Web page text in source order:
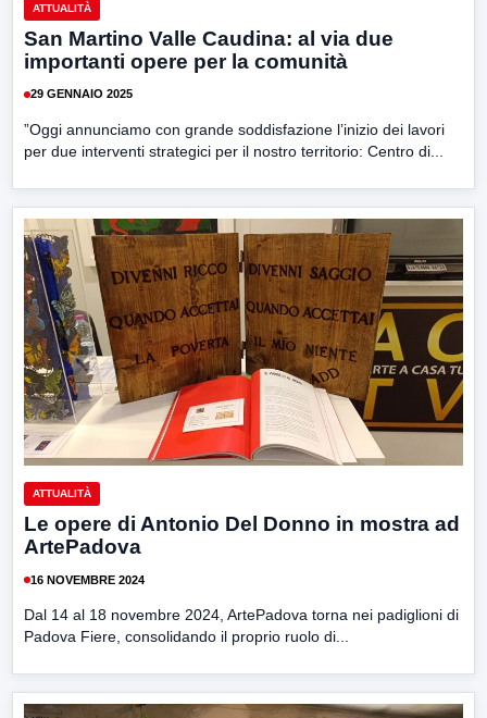
ATTUALITÀ
San Martino Valle Caudina: al via due
importanti opere per la comunità
29 GENNAIO 2025
”Oggi annunciamo con grande soddisfazione l’inizio dei lavori
per due interventi strategici per il nostro territorio: Centro di...
ATTUALITÀ
Le opere di Antonio Del Donno in mostra ad
ArtePadova
16 NOVEMBRE 2024
Dal 14 al 18 novembre 2024, ArtePadova torna nei padiglioni di
Padova Fiere, consolidando il proprio ruolo di...